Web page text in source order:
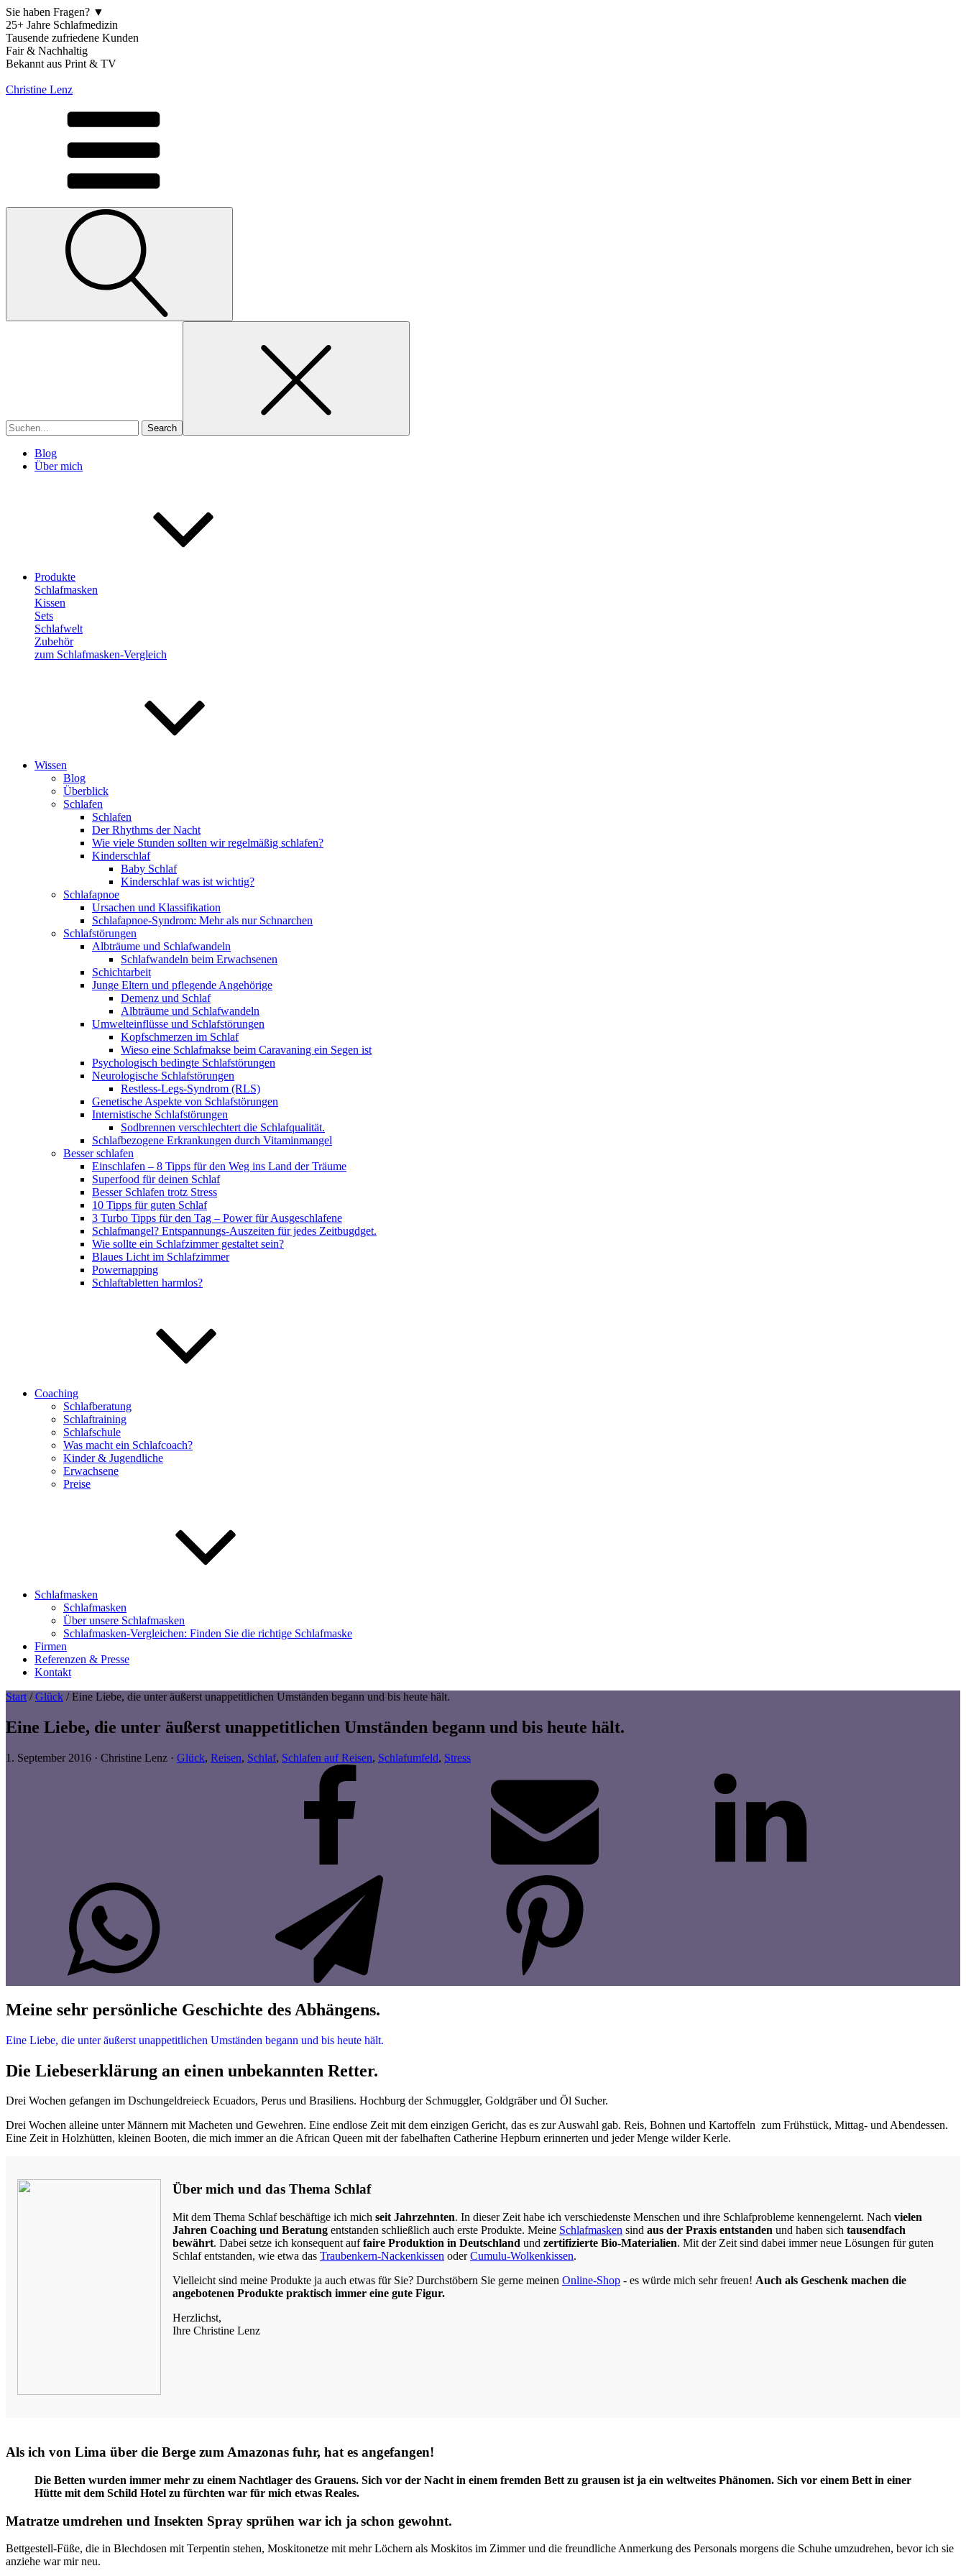
Sie haben Fragen? ▼
25+ Jahre Schlafmedizin
Tausende zufriedene Kunden
Fair & Nachhaltig
Bekannt aus Print & TV
Christine Lenz
Blog
Über mich
Produkte
Schlafmasken
Kissen
Sets
Schlafwelt
Zubehör
zum Schlafmasken-Vergleich
Wissen
Blog
Überblick
Schlafen
Schlafen
Der Rhythms der Nacht
Wie viele Stunden sollten wir regelmäßig schlafen?
Kinderschlaf
Baby Schlaf
Kinderschlaf was ist wichtig?
Schlafapnoe
Ursachen und Klassifikation
Schlafapnoe-Syndrom: Mehr als nur Schnarchen
Schlafstörungen
Albträume und Schlafwandeln
Schlafwandeln beim Erwachsenen
Schichtarbeit
Junge Eltern und pflegende Angehörige
Demenz und Schlaf
Albträume und Schlafwandeln
Umwelteinflüsse und Schlafstörungen
Kopfschmerzen im Schlaf
Wieso eine Schlafmakse beim Caravaning ein Segen ist
Psychologisch bedingte Schlafstörungen
Neurologische Schlafstörungen
Restless-Legs-Syndrom (RLS)
Genetische Aspekte von Schlafstörungen
Internistische Schlafstörungen
Sodbrennen verschlechtert die Schlafqualität.
Schlafbezogene Erkrankungen durch Vitaminmangel
Besser schlafen
Einschlafen – 8 Tipps für den Weg ins Land der Träume
Superfood für deinen Schlaf
Besser Schlafen trotz Stress
10 Tipps für guten Schlaf
3 Turbo Tipps für den Tag – Power für Ausgeschlafene
Schlafmangel? Entspannungs-Auszeiten für jedes Zeitbugdget.
Wie sollte ein Schlafzimmer gestaltet sein?
Blaues Licht im Schlafzimmer
Powernapping
Schlaftabletten harmlos?
Coaching
Schlafberatung
Schlaftraining
Schlafschule
Was macht ein Schlafcoach?
Kinder & Jugendliche
Erwachsene
Preise
Schlafmasken
Schlafmasken
Über unsere Schlafmasken
Schlafmasken-Vergleichen: Finden Sie die richtige Schlafmaske
Firmen
Referenzen & Presse
Kontakt
Start /Glück / Eine Liebe, die unter äußerst unappetitlichen Umständen begann und bis heute hält.
Eine Liebe, die unter äußerst unappetitlichen Umständen begann und bis heute hält.
1. September 2016 · Christine Lenz · Glück, Reisen, Schlaf, Schlafen auf Reisen, Schlafumfeld, Stress
Meine sehr persönliche Geschichte des Abhängens.
Eine Liebe, die unter äußerst unappetitlichen Umständen begann und bis heute hält.
Die Liebeserklärung an einen unbekannten Retter.
Drei Wochen gefangen im Dschungeldreieck Ecuadors, Perus und Brasiliens. Hochburg der Schmuggler, Goldgräber und Öl Sucher.
Drei Wochen alleine unter Männern mit Macheten und Gewehren. Eine endlose Zeit mit dem einzigen Gericht, das es zur Auswahl gab. Reis, Bohnen und Kartoffeln zum Frühstück, Mittag- und Abendessen.
Eine Zeit in Holzhütten, kleinen Booten, die mich immer an die African Queen mit der fabelhaften Catherine Hepburn erinnerten und jeder Menge wilder Kerle.
Über mich und das Thema Schlaf
Mit dem Thema Schlaf beschäftige ich mich seit Jahrzehnten. In dieser Zeit habe ich verschiedenste Menschen und ihre Schlafprobleme kennengelernt. Nach vielen
Jahren Coaching und Beratung entstanden schließlich auch erste Produkte. Meine Schlafmasken sind aus der Praxis entstanden und haben sich tausendfach
bewährt. Dabei setze ich konsequent auffaire Produktion in Deutschland und zertifizierte Bio-Materialien. Mit der Zeit sind dabei immer neue Lösungen für guten
Schlaf entstanden, wie etwa das Traubenkern-Nackenkissen oderCumulu-Wolkenkissen.
Vielleicht sind meine Produkte ja auch etwas für Sie? Durchstöbern Sie gerne meinen Online-Shop - es würde mich sehr freuen! Auch als Geschenk machen die
angebotenen Produkte praktisch immer eine gute Figur.
Herzlichst,
Ihre Christine Lenz
Als ich von Lima über die Berge zum Amazonas fuhr, hat es angefangen!
Die Betten wurden immer mehr zu einem Nachtlager des Grauens. Sich vor der Nacht in einem fremden Bett zu grausen ist ja ein weltweites Phänomen. Sich vor einem Bett in einer
Hütte mit dem Schild Hotel zu fürchten war für mich etwas Reales.
Matratze umdrehen und Insekten Spray sprühen war ich ja schon gewohnt.
Bettgestell-Füße, die in Blechdosen mit Terpentin stehen, Moskitonetze mit mehr Löchern als Moskitos im Zimmer und die freundliche Anmerkung des Personals morgens die Schuhe umzudrehen, bevor ich sie
anziehe war mir neu.